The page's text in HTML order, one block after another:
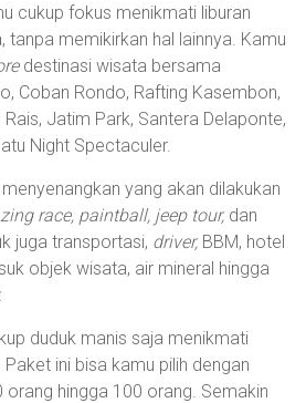
cukup fokus menikmati liburan
tanpa memikirkan hal lainnya. Kamu
destinasi wisata bersama
Coban Rondo, Rafting Kasembon,
Jatim Park, Santera Delaponte,
Night Spectaculer.
yang akan dilakukan
race, paintball, jeep tour, dan
juga transportasi, driver, BBM, hotel
objek wisata, air mineral hingga
duduk manis saja menikmati
Paket ini bisa kamu pilih dengan
orang hingga 100 orang. Semakin